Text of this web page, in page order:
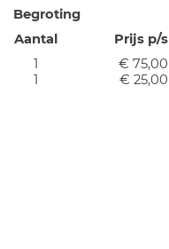
Begroting
Aantal
Prijs p/s
1
€ 75,00
1
€ 25,00